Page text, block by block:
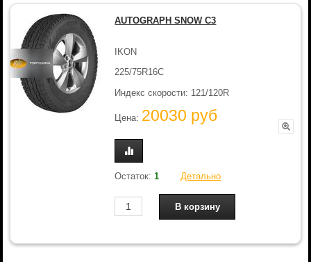
AUTOGRAPH SNOW C3
IKON
225/75R16C
Индекс скорости: 121/120R
Цена: 20030 руб
Остаток: 1 Детально